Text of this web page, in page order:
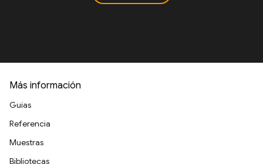
Más información
Guías
Referencia
Muestras
Bibliotecas